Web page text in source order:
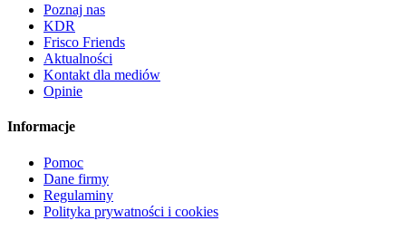
Poznaj nas
KDR
Frisco Friends
Aktualności
Kontakt dla mediów
Opinie
Informacje
Pomoc
Dane firmy
Regulaminy
Polityka prywatności i cookies